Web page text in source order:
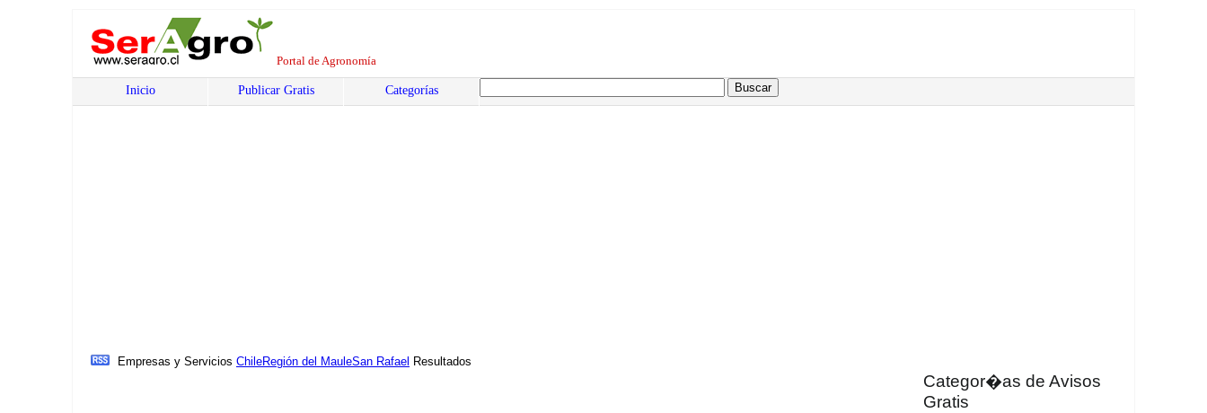
Portal de Agronomía
Inicio Publicar Gratis Categorías
Categor�as de Avisos
Gratis
Empresas y Servicios ChileRegión del MauleSan Rafael Resultados